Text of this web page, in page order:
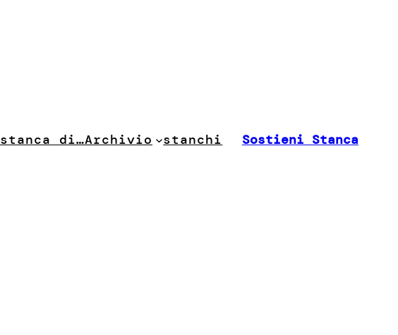
stanca di…Archivio stanchi Sostieni Stanca